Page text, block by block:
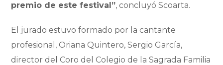
premio de este festival”, concluyó Scoarta.
El jurado estuvo formado por la cantante
profesional, Oriana Quintero, Sergio García,
director del Coro del Colegio de la Sagrada Familia